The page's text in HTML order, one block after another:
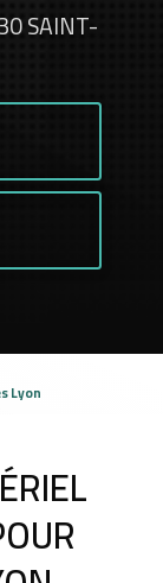
SAINT-
Lyon